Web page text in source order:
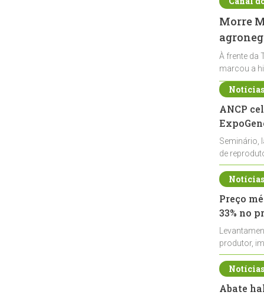
Morre
À frente da
marcou a
ANCP
Seminário,
de
durante a
Preço
33% no
produtor,
de leite cru
Abate